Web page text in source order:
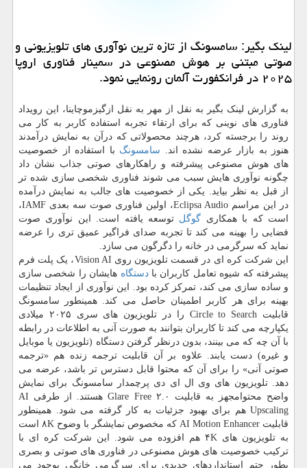
لینک بگیر: سامسونگ از تازه ترین نوآوری های تلویزیونی و
صوتی مبتنی بر هوش مصنوعی در سمینار فناوری اروپا
۲۰۲۵ در فرانکفورت آلمان رونمایی نمود.
به گزارش لینک بگیر به نقل از مهر به نقل ازگیزموچاینا، این رویداد
فناوری های نوینی که برای ارتقاء تجربه استفاده کاربر به کار می
روند را برجسته کرد، هرچند محصولاتی که درآن به نمایش درآمدند
هنوز به بازار عرضه نشده اند. سامسونگ با استفاده از خصوصیت
های هوش مصنوعی پیشرفته و راهکارهای صوتی جذاب نشان داد
چگونه نوآوری هایش سبب می شوند فناوری شخصی سازی شده تر
از قبل به نظر بیاید. یکی از خصوصیت های جالب به نمایش درآمده
در این مراسم Eclipsa Audio، اولین فناوری صوت سه بعدی IAMF،
است که با همکاری گوگل توسعه یافته است. این نوآوری صوت
فضایی را بهینه می کند تا تجربه صدای فراگیر عمیق تری را عرضه
نماید که سرگرمی در خانه را دگرگون می سازد.
این شرکت کره ای در قسمت تلویزیون روی Vision AI، یک پلت فرم
پیشرفته که شیوه تعامل کاربران بادستگاه هایشان را شخصی سازی
و ساده سازی می کند، تمرکز کرده بود. این نوآوری از ایجاد تنظیمات
بهینه برای هر کاربر اطمینان حاصل می کند. همینطور سامسونگ
قابلیت Circle to Search را در تلویزیون های سری ۲۰۲۵ میلادی
یکپارچه می کند تا کاربران بتوانند به صورت آنی به اطلاعات در رابطه
با آن چه که می بینند، بدون درنظر گرفتن دستگاه (تلویزیون یا موبایل
و غیره) دست یابند. علاوه بر آن قابلیت ترجمه زنده هم «ترجمه
صوتی آنی» را برای آن که محتوا قابل دسترس تر باشد، عرضه می
دهد. تلویزیون های وی ال ای دی پرچمدار سامسونگ برای نمایش
واضح محتوامجهز به قابلیت Glare Free ۲.۰ هستند. از طرفی AI
Upscaling هم برای بهبود جزئیات به کار گرفته می شود. همینطور
قابلیت AI Motion Enhancer که مخصوص نمایشگر با وضوح ۸K است
به تلویزیون های ۴K هم افزوده می شود. این شرکت کره ای با
ترکیب خصوصیت های هوش مصنوعی در فناوری های صوتی و بصری
بطور حتم استانداردهای جدیدی برای سرگرمی خانگی بوجود می